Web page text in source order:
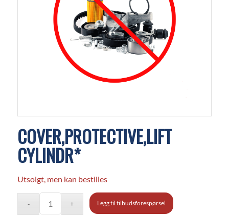
COVER,PROTECTIVE,LIFT
CYLINDR*
Utsolgt, men kan bestilles
Legg til tilbudsforespørsel